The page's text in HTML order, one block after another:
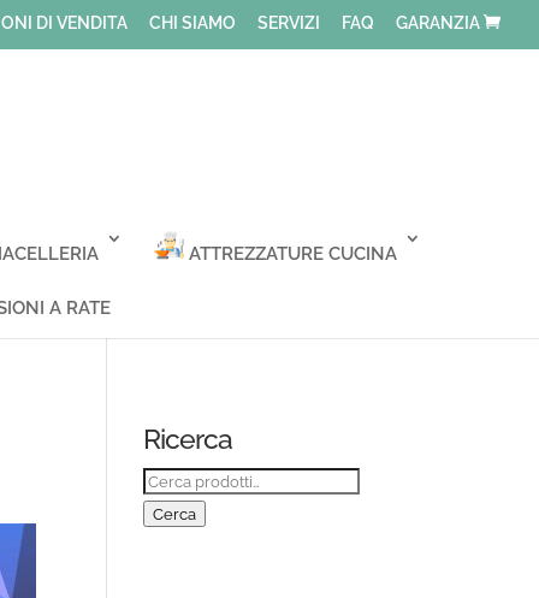
DI VENDITA CHI SIAMO SERVIZI FAQ GARANZIA
ATTREZZATURE CUCINA
A RATE
Ricerca
Cerca:
Cerca